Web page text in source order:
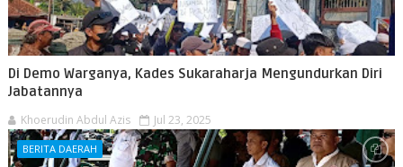
Di Demo Warganya, Kades Sukaraharja Mengundurkan Diri
Jabatannya
Khoerudin Abdul Azis Jul 23, 2025
BERITA DAERAH